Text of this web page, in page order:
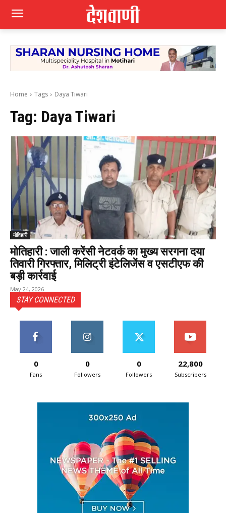
Home Tags Daya Tiwari
Tag: Daya Tiwari
मोतिहारी
मोतिहारी : जाली करेंसी नेटवर्क का मुख्य सरगना दया
तिवारी गिरफ्तार, मिलिट्री इंटेलिजेंस व एसटीएफ की
बड़ी कार्रवाई
May 24, 2026
STAY CONNECTED
0
Fans
0
Followers
0
Followers
22,800
Subscribers